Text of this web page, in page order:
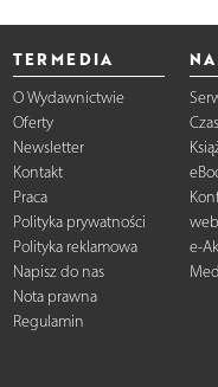
TERMEDIA
O Wydawnictwie
Oferty
Newsletter
Kontakt
Praca
Polityka prywatności
Polityka reklamowa
Napisz do nas
Nota prawna
Regulamin
e-